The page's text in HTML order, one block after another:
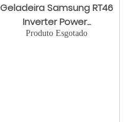
Geladeira Samsung RT46
Inverter Power...
Produto Esgotado